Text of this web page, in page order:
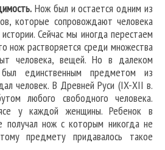
Нож был и остается одним из
которые сопровождают человека
Сейчас мы иногда перестаем
нож растворяется среди множества
человека, вещей. Но в далеком
единственным предметом из
человек. В Древней Руси (IX-XII в.
любого свободного человека.
у каждой женщины. Ребенок в
получал нож с которым никогда не
предмету придавалось такое